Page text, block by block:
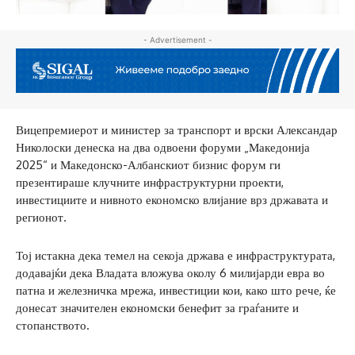
- Advertisement -
Вицепремиерот и министер за транспорт и врски Александар
Николоски денеска на два одвоени форуми „Македонија
2025“ и Македонско-Албанскиот бизнис форум ги
презентираше клучните инфраструктурни проекти,
инвестициите и нивното економско влијание врз државата и
регионот.
Тој истакна дека темел на секоја држава е инфраструктурата,
додавајќи дека Владата вложува околу 6 милијарди евра во
патна и железничка мрежа, инвестиции кои, како што рече, ќе
донесат значителен економски бенефит за граѓаните и
стопанството.